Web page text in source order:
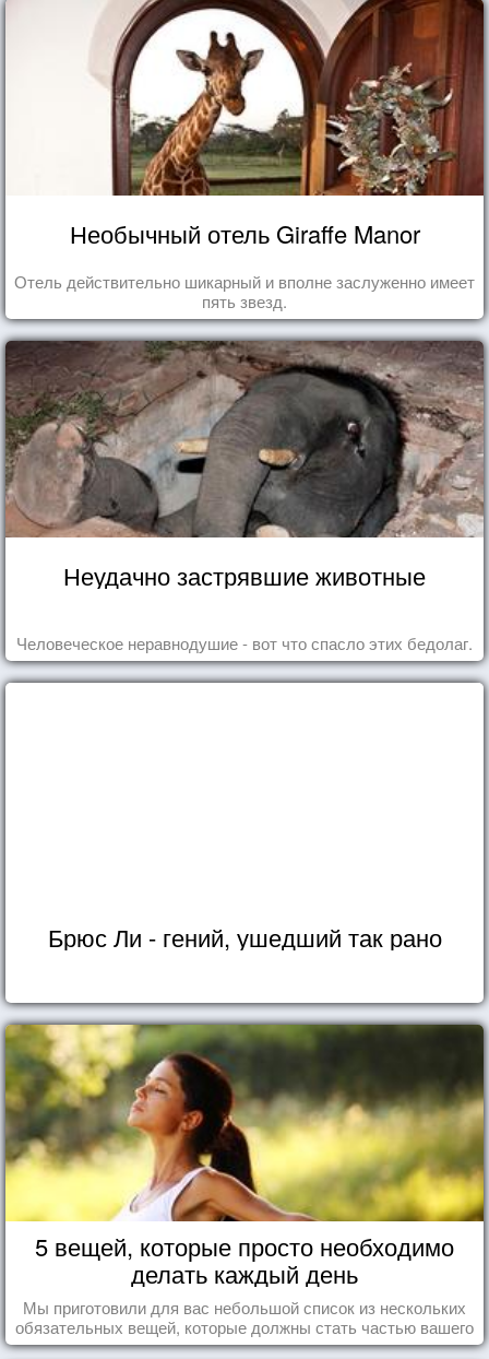
Необычный отель Giraffe Manor
Отель действительно шикарный и вполне заслуженно имеет
пять звезд.
Неудачно застрявшие животные
Человеческое неравнодушие - вот что спасло этих бедолаг.
Брюс Ли - гений, ушедший так рано
5 вещей, которые просто необходимо
делать каждый день
Мы приготовили для вас небольшой список из нескольких
обязательных вещей, которые должны стать частью вашего
дня.